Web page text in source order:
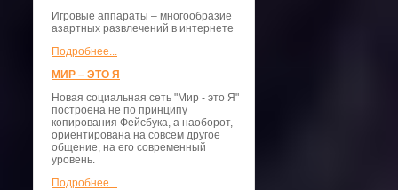
Игровые аппараты – многообразие
азартных развлечений в интернете
Подробнее...
МИР – ЭТО Я
Новая социальная сеть "Мир - это Я"
построена не по принципу
копирования Фейсбука, а наоборот,
ориентирована на совсем другое
общение, на его современный
уровень.
Подробнее...